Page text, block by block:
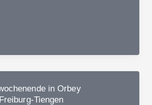
in Orbey
Tiengen